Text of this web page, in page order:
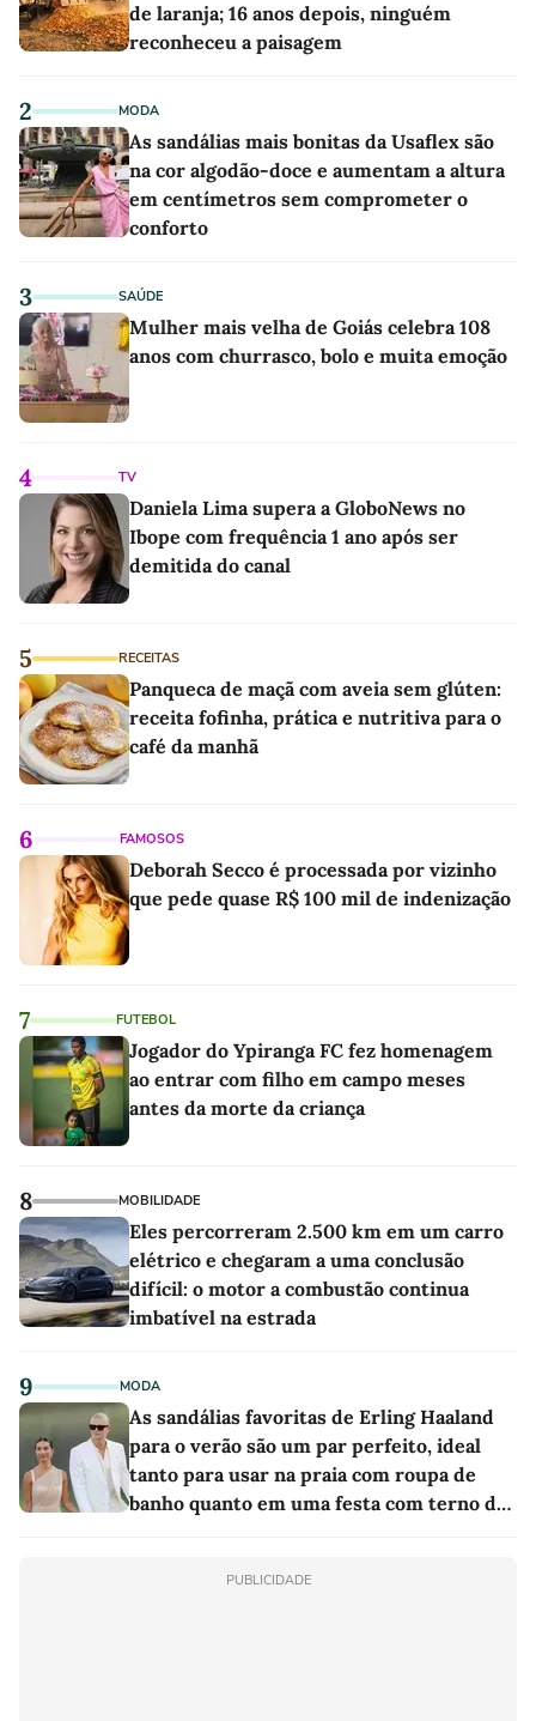
de laranja; 16 anos depois, ninguém
reconheceu a paisagem
2 MODA
As sandálias mais bonitas da Usaflex são
na cor algodão-doce e aumentam a altura
em centímetros sem comprometer o
conforto
3 SAÚDE
Mulher mais velha de Goiás celebra 108
anos com churrasco, bolo e muita emoção
4 TV
Daniela Lima supera a GloboNews no
Ibope com frequência 1 ano após ser
demitida do canal
5 RECEITAS
Panqueca de maçã com aveia sem glúten:
receita fofinha, prática e nutritiva para o
café da manhã
6 FAMOSOS
Deborah Secco é processada por vizinho
que pede quase R$ 100 mil de indenização
7 FUTEBOL
Jogador do Ypiranga FC fez homenagem
ao entrar com filho em campo meses
antes da morte da criança
8 MOBILIDADE
Eles percorreram 2.500 km em um carro
elétrico e chegaram a uma conclusão
difícil: o motor a combustão continua
imbatível na estrada
9 MODA
As sandálias favoritas de Erling Haaland
para o verão são um par perfeito, ideal
tanto para usar na praia com roupa de
banho quanto em uma festa com terno de
PUBLICIDADE